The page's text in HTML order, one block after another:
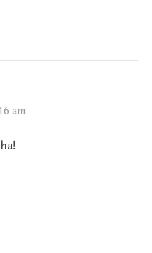
am